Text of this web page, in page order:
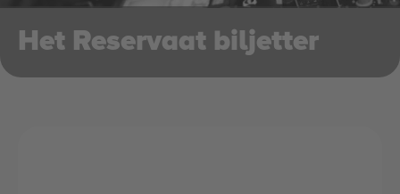
Het Reservaat biljetter